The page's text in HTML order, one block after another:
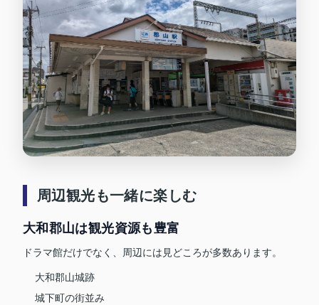
周辺観光も一緒に楽しむ
大和郡山は観光資源も豊富
ドラマ館だけでなく、周辺には見どころが多数あります。
大和郡山城跡
城下町の街並み